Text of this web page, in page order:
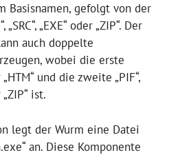
Basisnamen, gefolgt von der
„EXE“ oder „ZIP“. Der
auch doppelte
wobei die erste
„HTM“ und die zweite „PIF“,
„ZIP“ ist.
legt der Wurm eine Datei
an. Diese Komponente